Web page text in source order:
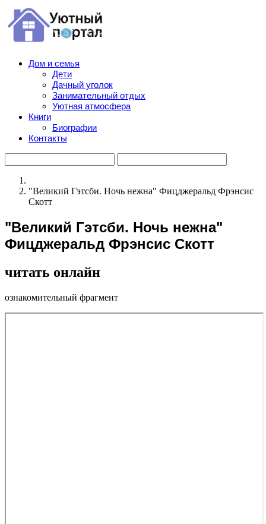
Дом и семья
Дети
Дачный уголок
Занимательный отдых
Уютная атмосфера
Книги
Биографии
Контакты
"Великий Гэтсби. Ночь нежна" Фицджеральд Фрэнсис
Скотт
"Великий Гэтсби. Ночь нежна"
Фицджеральд Фрэнсис Скотт
читать онлайн
ознакомительный фрагмент